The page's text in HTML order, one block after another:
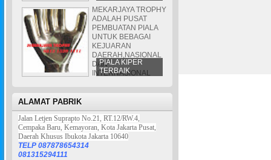
PIALA KIPER
TERBAIK
MEKARJAYA TROPHY
ADALAH PUSAT
PEMBUATAN PIALA
UNTUK BEBAGAI
KEJUARAN
DAERAH,NASIONAL
DAN
INTERNASIONAL
ALAMAT PABRIK
Jalan Letjen Suprapto No.21, RT.12/RW.4,
Cempaka Baru, Kemayoran, Kota Jakarta Pusat,
Daerah Khusus Ibukota Jakarta 10640
TELP 087878654314
081315294111